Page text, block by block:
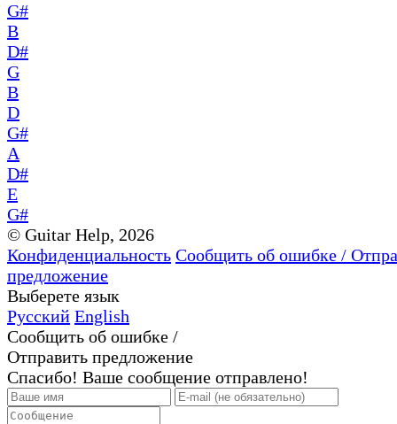
G#
B
D#
G
B
D
G#
A
D#
E
G#
© Guitar Help, 2026
Конфиденциальность Сообщить об ошибке /
предложение
Выберете язык
Русский English
Сообщить об ошибке /
Отправить предложение
Спасибо! Ваше сообщение отправлено!